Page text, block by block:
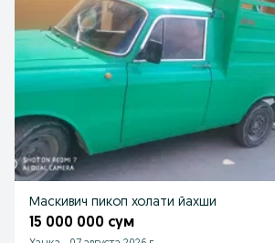
Маскивич пикоп холати йахши
15 000 000 сум